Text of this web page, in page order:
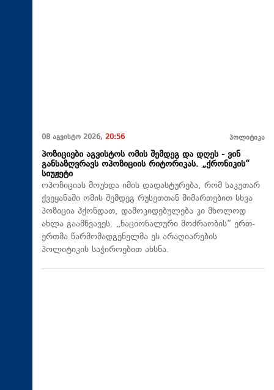
08 აგვისტო 2026, 20:56 პოლიტიკა
პოზიციები აგვისტოს ომის შემდეგ და დღეს - ვინ
განსაზღვრავს ოპოზიციის რიტორიკას. „ქრონიკის“
სიუჟეტი
ოპოზიციას მოუხდა იმის დადასტურება, რომ საკუთარ
ქვეყანაში ომის შემდეგ რუსეთთან მიმართებით სხვა
პოზიცია ჰქონდათ, დამოკიდებულება კი მხოლოდ
ახლა გაამწვავეს. „ნაციონალური მოძრაობის“ ერთ-
ერთმა წარმომადგენელმა ეს არაღიარების
პოლიტიკის საჭიროებით ახსნა.